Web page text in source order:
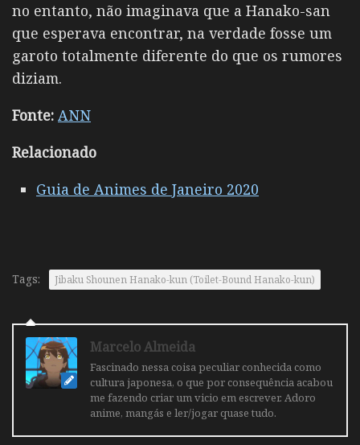
no entanto, não imaginava que a Hanako-san
que esperava encontrar, na verdade fosse um
garoto totalmente diferente do que os rumores
diziam.
Fonte: ANN
Relacionado
Guia de Animes de Janeiro 2020
Tags: Jibaku Shounen Hanako-kun (Toilet-Bound Hanako-kun)
Marcelo Almeida
Fascinado nessa coisa peculiar conhecida como
cultura japonesa, o que por consequência acabou
me fazendo criar um vicio em escrever. Adoro
anime, mangás e ler/jogar quase tudo.